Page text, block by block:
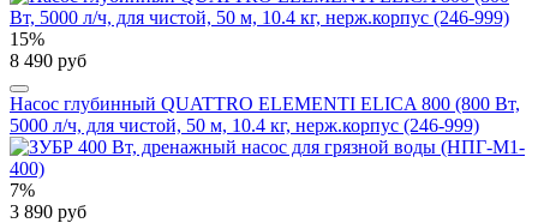
15%
8 490 руб
Насос глубинный QUATTRO ELEMENTI ELICA 800 (800 Вт,
5000 л/ч, для чистой, 50 м, 10.4 кг, нерж.корпус (246-999)
7%
3 890 руб